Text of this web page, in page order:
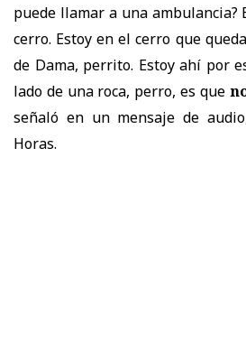
puede llamar a una ambulancia?
cerro. Estoy en el cerro que
de Dama, perrito. Estoy ahí por
lado de una roca, perro, es que
señaló en un mensaje de
Horas.